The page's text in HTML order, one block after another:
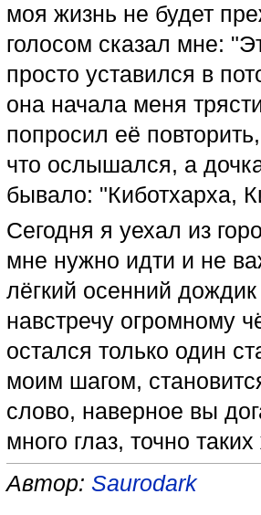
моя жизнь не будет
голосом сказал мне:
просто уставился в
она начала меня
попросил её
что ослышался, а
бывало: "Киботхарха,
Сегодня я уехал из
мне нужно идти и не
лёгкий осенний
навстречу огромному
остался только один
моим шагом,
слово, наверное вы
много глаз, точно
Автор: Saurodark